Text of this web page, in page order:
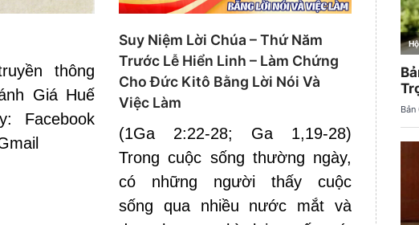
thông
Giá Huế
Facebook
Suy Niệm Lời Chúa – Thứ Năm
Trước Lễ Hiển Linh – Làm Chứng
Cho Đức Kitô Bằng Lời Nói Và
Việc Làm
(1Ga 2:22-28; Ga 1,19-28)
Trong cuộc sống thường ngày,
có những người thấy cuộc
sống qua nhiều nước mắt và